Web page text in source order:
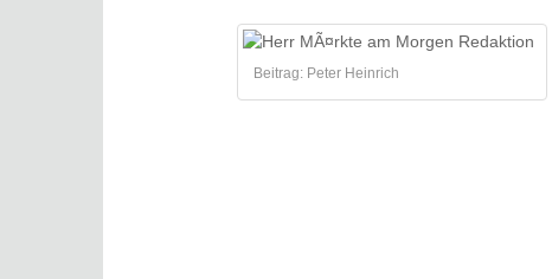
Beitrag: Peter Heinrich